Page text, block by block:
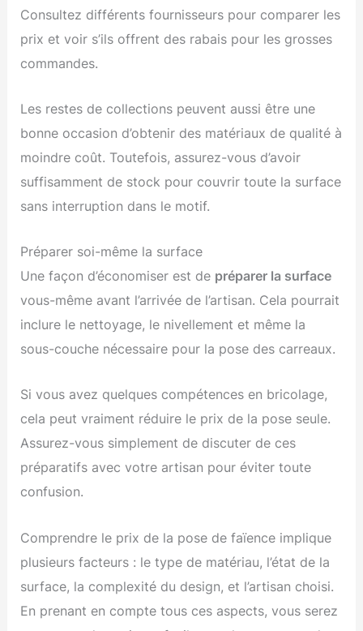
Consultez différents fournisseurs pour comparer les
prix et voir s’ils offrent des rabais pour les grosses
commandes.
Les restes de collections peuvent aussi être une
bonne occasion d’obtenir des matériaux de qualité à
moindre coût. Toutefois, assurez-vous d’avoir
suffisamment de stock pour couvrir toute la surface
sans interruption dans le motif.
Préparer soi-même la surface
Une façon d’économiser est de préparer la surface
vous-même avant l’arrivée de l’artisan. Cela pourrait
inclure le nettoyage, le nivellement et même la
sous-couche nécessaire pour la pose des carreaux.
Si vous avez quelques compétences en bricolage,
cela peut vraiment réduire le prix de la pose seule.
Assurez-vous simplement de discuter de ces
préparatifs avec votre artisan pour éviter toute
confusion.
Comprendre le prix de la pose de faïence implique
plusieurs facteurs : le type de matériau, l’état de la
surface, la complexité du design, et l’artisan choisi.
En prenant en compte tous ces aspects, vous serez